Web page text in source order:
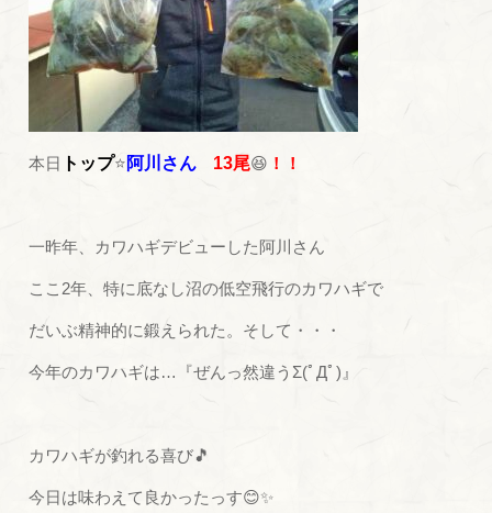
本日 トップ⭐阿川さん 13尾😆 ！！
一昨年、カワハギデビューした阿川さん
ここ2年、特に底なし沼の低空飛行のカワハギで
だいぶ精神的に鍛えられた。そして・・・
今年のカワハギは…『ぜんっ然違うΣ(ﾟДﾟ)』
カワハギが釣れる喜び🎵
今日は味わえて良かったっす😊✨